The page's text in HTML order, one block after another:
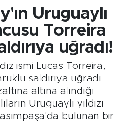
Uruguaylı
Torreira
uğradı!
ismi Lucas Torreira,
saldırıya uğradı.
altına alındığı
Uruguaylı yıldızı
bulunan bir